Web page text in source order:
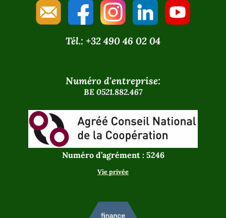
Tél.: +32 490 46 02 04
Numéro d'entreprise:
BE 0521.882.467
Numéro d’agrément : 5246
Vie privée